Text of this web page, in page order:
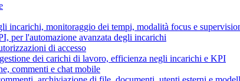
incarichi, monitoraggio dei tempi, modalità focus e
per l'automazione avanzata degli incarichi
di accesso
dei carichi di lavoro, efficienza negli incarichi e KPI
commenti e chat mobile